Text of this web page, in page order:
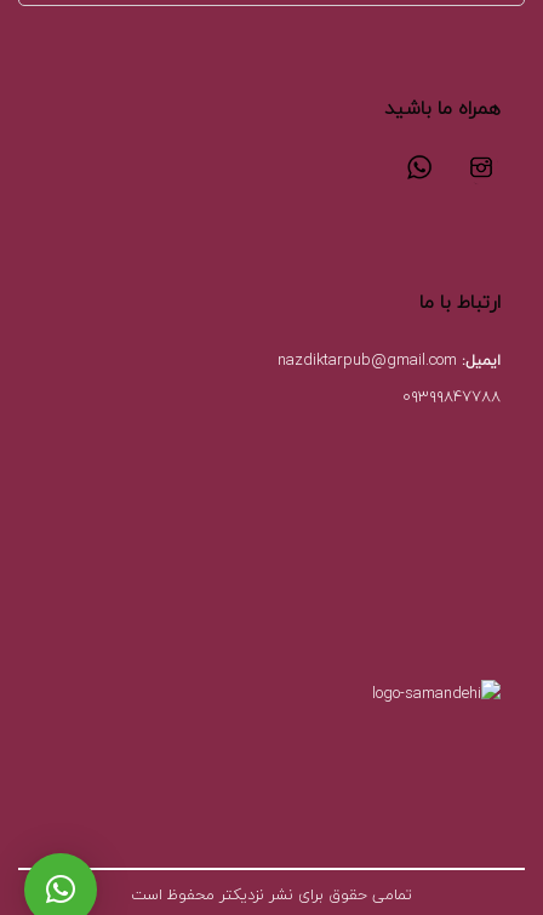
همراه ما باشید
ارتباط با ما
ایمیل: nazdiktarpub@gmail.com
۰۹۳۹۹۸۴۷۷۸۸
تمامی حقوق برای نشر نزدیکتر محفوظ است